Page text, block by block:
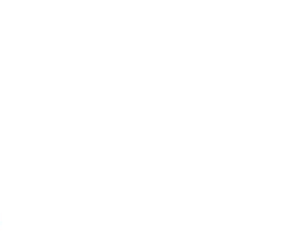
ট্রাওরে?
গণ–অভ্যুত্থান দিবসের অনুষ্ঠানে
সামনেই হট্টগোল